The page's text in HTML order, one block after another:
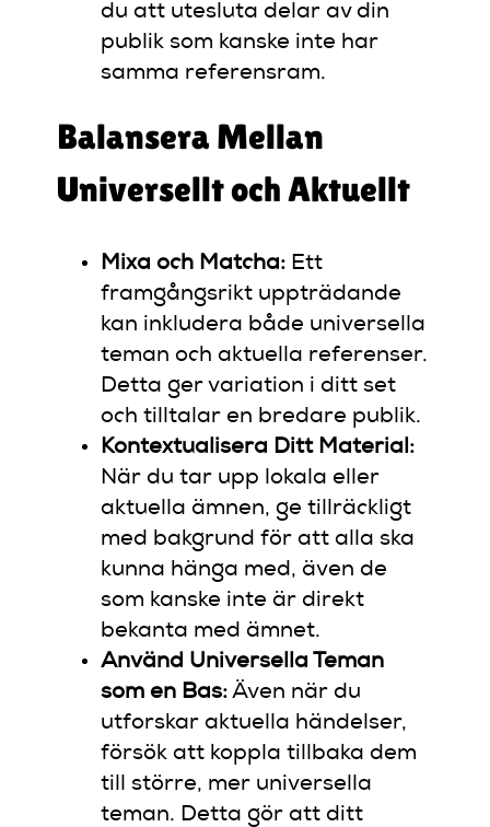
du att utesluta delar av din
publik som kanske inte har
samma referensram.
Balansera Mellan
Universellt och Aktuellt
Mixa och Matcha: Ett
framgångsrikt uppträdande
kan inkludera både universella
teman och aktuella referenser.
Detta ger variation i ditt set
och tilltalar en bredare publik.
Kontextualisera Ditt Material:
När du tar upp lokala eller
aktuella ämnen, ge tillräckligt
med bakgrund för att alla ska
kunna hänga med, även de
som kanske inte är direkt
bekanta med ämnet.
Använd Universella Teman
som en Bas: Även när du
utforskar aktuella händelser,
försök att koppla tillbaka dem
till större, mer universella
teman. Detta gör att ditt